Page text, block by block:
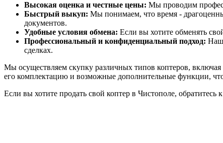
Высокая оценка и честные цены: Мы проводим
Быстрый выкуп: Мы понимаем, что время -
документов.
Удобные условия обмена: Если вы хотите обменять
Профессиональный и конфиденциальный подход:
сделках.
Мы осуществляем скупку различных типов коптеров,
его комплектацию и возможные дополнительные функции,
Если вы хотите продать свой коптер в Чистополе,